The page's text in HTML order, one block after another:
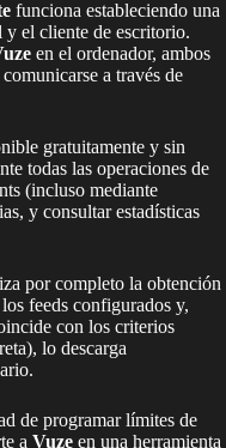
funciona estableciendo una
el cliente de escritorio.
en el ordenador, ambos
a través de
gratuitamente y sin
todas las operaciones de
(incluso mediante
y consultar estadísticas
por completo la obtención
feeds configurados y,
con los criterios
lo descarga
de programar límites de
a Vuze en una herramienta